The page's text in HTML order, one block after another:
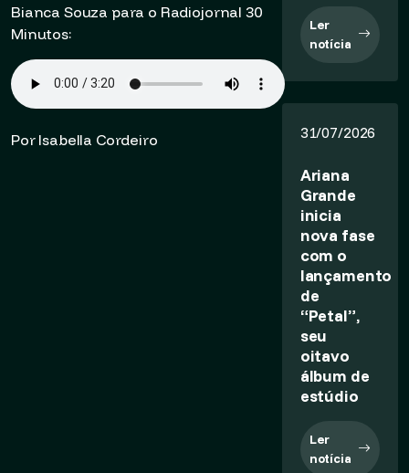
Bianca Souza para o Radiojornal 30
Minutos:
Por Isabella Cordeiro
Ler
notícia
31/07/2026
Ariana
Grande
inicia
nova fase
com o
lançamento
de
“Petal”,
seu
oitavo
álbum de
estúdio
Ler
notícia